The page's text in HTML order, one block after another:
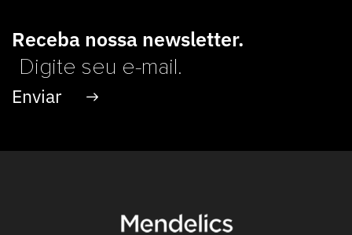
Receba nossa newsletter.